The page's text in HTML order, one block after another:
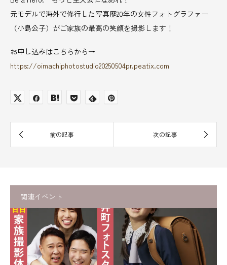
元モデルで海外で修行した写真歴20年の女性フォトグラファー
（小島公子）がご家族の最高の笑顔を撮影します！
お申し込みはこちらから→
https://oimachiphotostudio20250504pr.peatix.com
関連イベント